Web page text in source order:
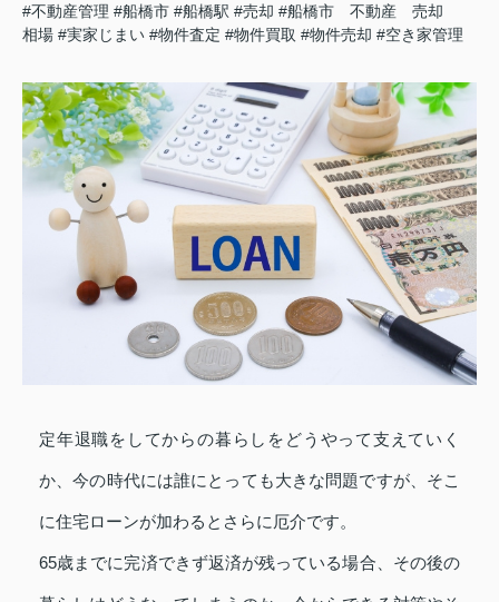
#不動産管理 #船橋市 #船橋駅 #売却 #船橋市 不動産 売却
相場 #実家じまい #物件査定 #物件買取 #物件売却 #空き家管理
定年退職をしてからの暮らしをどうやって支えていく
か、今の時代には誰にとっても大きな問題ですが、そこ
に住宅ローンが加わるとさらに厄介です。
65歳までに完済できず返済が残っている場合、その後の